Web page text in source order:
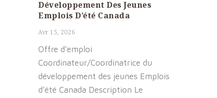
Développement Des Jeunes
Emplois D’été Canada
Avr 15, 2026
Offre d’emploi
Coordinateur/Coordinatrice du
développement des jeunes Emplois
d’été Canada Description Le